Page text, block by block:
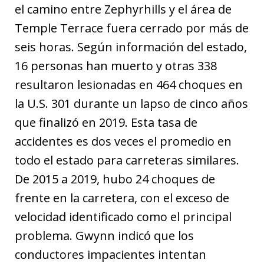
el camino entre Zephyrhills y el área de
Temple Terrace fuera cerrado por más de
seis horas. Según información del estado,
16 personas han muerto y otras 338
resultaron lesionadas en 464 choques en
la U.S. 301 durante un lapso de cinco años
que finalizó en 2019. Esta tasa de
accidentes es dos veces el promedio en
todo el estado para carreteras similares.
De 2015 a 2019, hubo 24 choques de
frente en la carretera, con el exceso de
velocidad identificado como el principal
problema. Gwynn indicó que los
conductores impacientes intentan